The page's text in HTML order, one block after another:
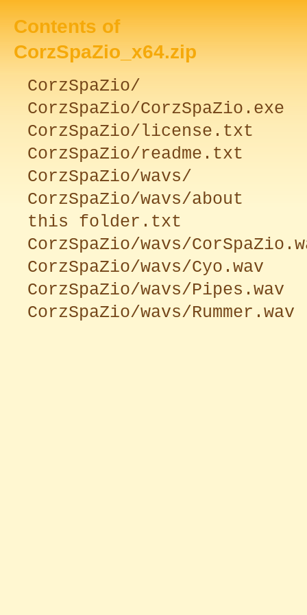
Contents of
CorzSpaZio_x64.zip
CorzSpaZio/
CorzSpaZio/CorzSpaZio.exe
CorzSpaZio/license.txt
CorzSpaZio/readme.txt
CorzSpaZio/wavs/
CorzSpaZio/wavs/about
this folder.txt
CorzSpaZio/wavs/
CorzSpaZio/wavs/Cyo.wav
CorzSpaZio/wavs/Pipes.wav
CorzSpaZio/wavs/Rummer.wav